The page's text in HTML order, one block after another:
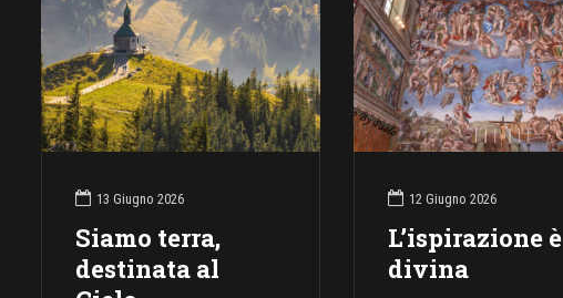
13 Giugno 2026
Siamo terra,
destinata al
12 Giugno 2026
L’ispirazione è
divina